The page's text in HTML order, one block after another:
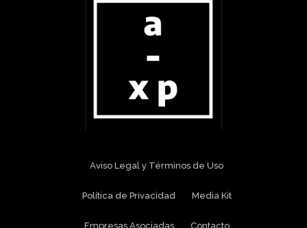
Aviso Legal y Términos de Uso
Política de Privacidad Media Kit
Empresas Asociadas Contacto